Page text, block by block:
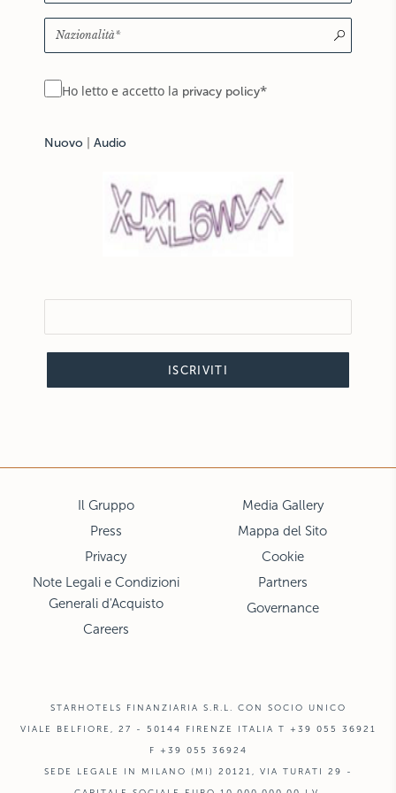
Ho letto e accetto la privacy policy*
Nuovo Audio
ISCRIVITI
Il Gruppo
Press
Privacy
Note Legali e Condizioni
Generali d'Acquisto
Careers
Media Gallery
Mappa del Sito
Cookie
Partners
Governance
STARHOTELS FINANZIARIA S.R.L. CON SOCIO UNICO
VIALE BELFIORE, 27 - 50144 FIRENZE ITALIA T +39 055 36921
F +39 055 36924
SEDE LEGALE IN MILANO (MI) 20121, VIA TURATI 29 -